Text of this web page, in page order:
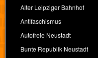
Alter Leipziger Bahnhof
Antifaschismus
Autofreie Neustadt
Bunte Republik Neustadt